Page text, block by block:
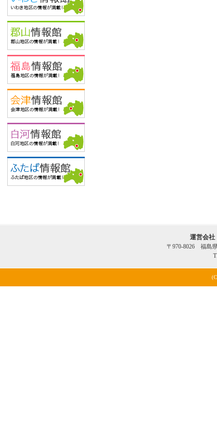
運営会
〒970-8026 福島